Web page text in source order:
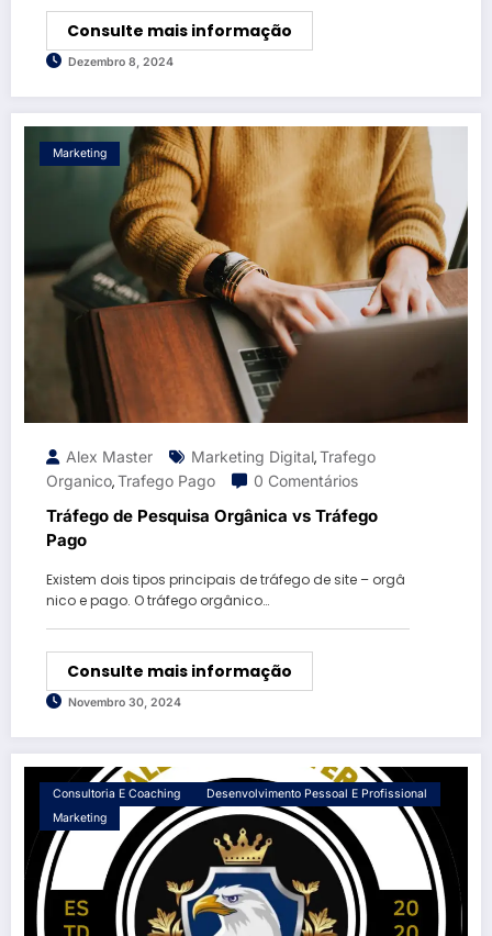
Consulte mais informação
Dezembro 8, 2024
Marketing
Alex Master Marketing Digital,Trafego
Organico,Trafego Pago 0 Comentários
Tráfego de Pesquisa Orgânica vs Tráfego
Pago
Existem dois tipos principais de tráfego de site – orgâ
nico e pago. O tráfego orgânico…
Consulte mais informação
Novembro 30, 2024
Consultoria E Coaching
Desenvolvimento Pessoal E Profissional
Marketing